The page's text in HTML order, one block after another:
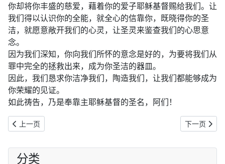
你却将你丰盛的慈爱，藉着你的爱子耶稣基督赐给我们。让
我们得以认识你的全能，就全心的信靠你，既晓得你的圣
洁，就愿意敞开我们的心灵，让圣灵来鉴查我们的心思意
念。
因为我们深知，你向我们所怀的意念是好的，为要将我们从
罪中完全的拯救出来，成为你圣洁的器皿。
因此，我们恳求你洁净我们，陶造我们，让我们都能够成为
你荣耀的见证。
如此祷告，乃是奉靠主耶稣基督的圣名，阿们！
上一篇文章: 2019年12月17日：纵然仇敌叫嚣，我却不致害怕（诗
上一页 下一篇文章:
下一页
分类